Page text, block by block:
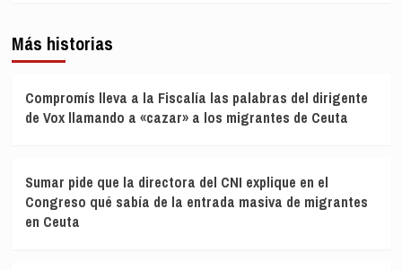
Más historias
Compromís lleva a la Fiscalía las palabras del dirigente
de Vox llamando a «cazar» a los migrantes de Ceuta
Sumar pide que la directora del CNI explique en el
Congreso qué sabía de la entrada masiva de migrantes
en Ceuta